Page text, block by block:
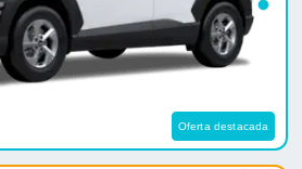
Oferta destacada